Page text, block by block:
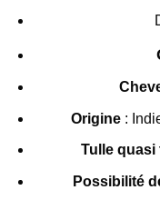
Origine:
Tulle quasi
Possibilité